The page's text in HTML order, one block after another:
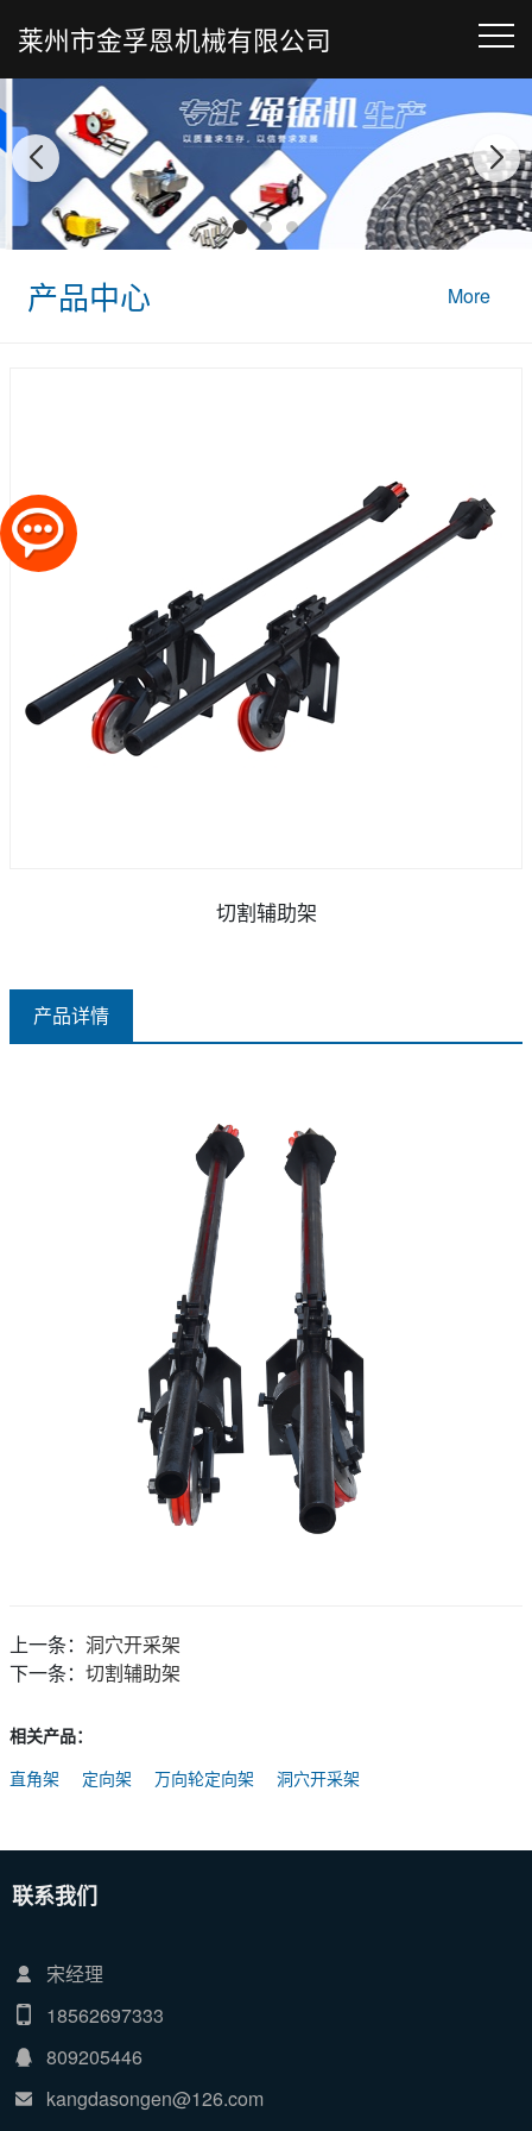
莱州市金孚恩机械有限公司
产品中心 More
切割辅助架
产品详情
上一条： 洞穴开采架
下一条： 切割辅助架
相关产品：
直角架
定向架 万向轮定向架 洞穴开采架
联系我们
宋经理
18562697333
809205446
kangdasongen@126.com